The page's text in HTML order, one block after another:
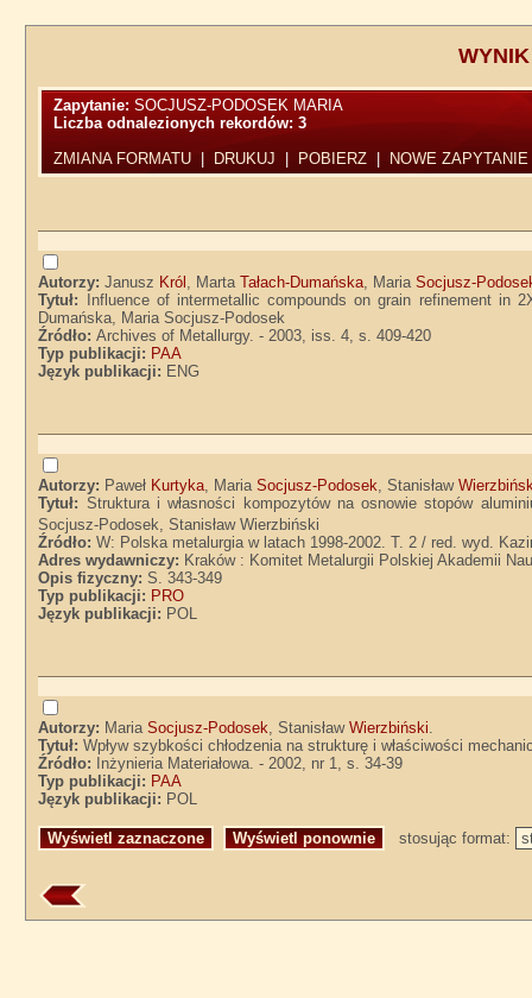
Zapytanie:SOCJUSZ-PODOSEK MARIA
Liczba odnalezionych rekordów:3
ZMIANA FORMATU
DRUKUJ POBIERZ NOWE ZAPYTANIE
Autorzy:Janusz Król , MartaTałach-Dumańska, MariaSocjusz-
Tytuł:
Influence of intermetallic compounds on grain refinement in
Dumańska, Maria Socjusz-Podosek
Źródło:Archives of Metallurgy. - 2003, iss. 4, s. 409-420
Typ publikacji: PAA
Język publikacji: ENG
Autorzy: Paweł Kurtyka, MariaSocjusz-Podosek, Stanisław
Tytuł: Struktura i własności kompozytów na osnowie stopów
Socjusz-Podosek, Stanisław Wierzbiński
Źródło:W: Polska metalurgia w latach 1998-2002. T. 2 / red. wyd.
Adres wydawniczy: Kraków : Komitet Metalurgii Polskiej Akademii
Opis fizyczny:S. 343-349
Typ publikacji: PRO
Język publikacji: POL
Autorzy: MariaSocjusz-Podosek , StanisławWierzbiński
Tytuł:Wpływ szybkości chłodzenia na strukturę i właściwości
Źródło:
Inżynieria Materiałowa. - 2002, nr 1, s. 34-39
Typ publikacji: PAA
Język publikacji: POL
stosując format: